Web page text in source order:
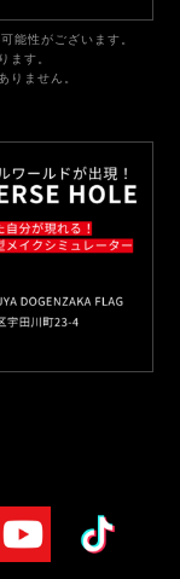
能性がございます。
ます。
りません。